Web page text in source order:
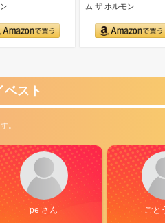
ム ザ ホルモン
ベスト
。
pe さん ごと